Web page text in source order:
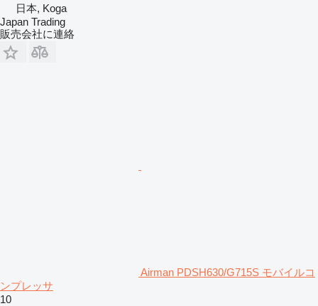
日本, Koga
Japan Trading
販売会社に連絡
Airman PDSH630/G715S モバイルコ
ンプレッサ
10